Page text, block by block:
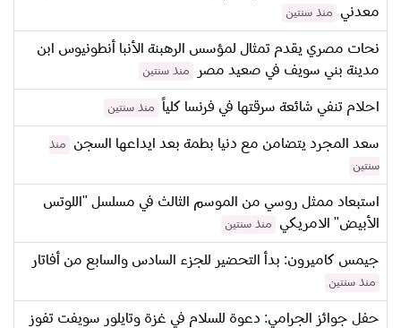
معدني
منذ سنتين
نحات مصري يقدم تمثال لمؤسس الرهبنة الأنبا أنطونيوس ابن
مدينة بني سويف في صعيد مصر
منذ سنتين
احلام تنفي شائعة سرقتها في فرنسا كلياً منذ سنتين
سعد المجرد يتضامن مع دنيا بطمة بعد ايداعها السجن
منذ
سنتين
استبعاد ممثل روسي من الموسم الثالث في مسلسل "اللوتس
الأبيض" الامريكي
منذ سنتين
جيمس كاميرون: بدأ التحضير للجزء السادس والسابع من أفاتار
منذ سنتين
حفل جوائز الجرامي: دعوة للسلام في غزة وتايلور سويفت تفوز